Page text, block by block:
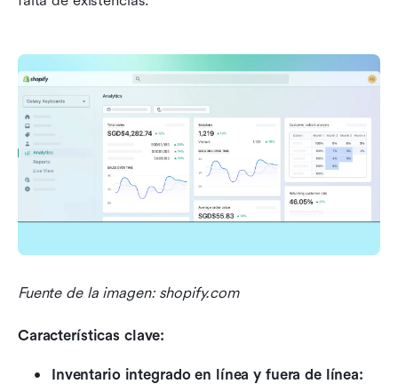
Fuente de la imagen: shopify.com
Características clave:
Inventario integrado en línea y fuera de línea: